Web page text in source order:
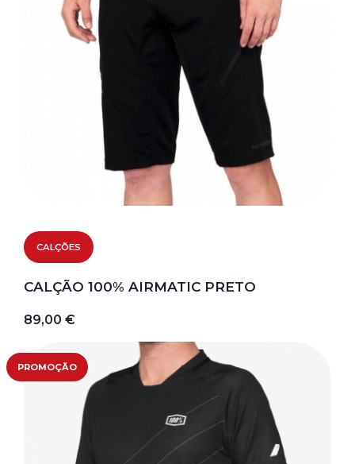
CALÇÕES
CALÇÃO 100% AIRMATIC PRETO
89,00 €
PROMOÇÃO